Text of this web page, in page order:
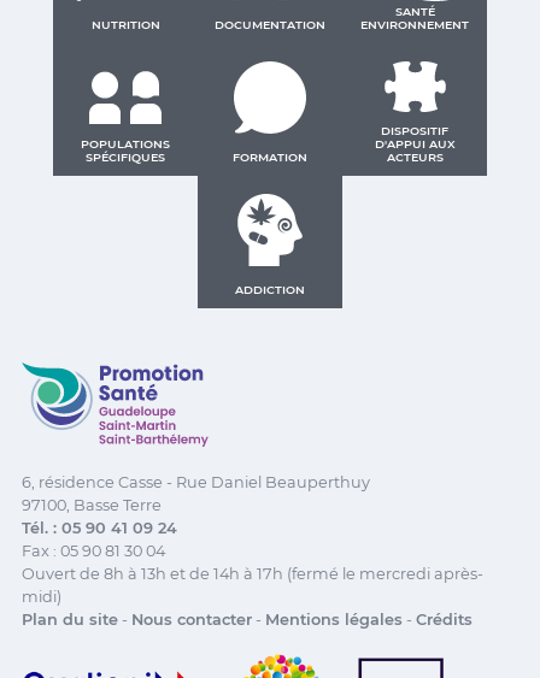
NUTRITION DOCUMENTATION
SANTÉ
ENVIRONNEMENT
POPULATIONS
SPÉCIFIQUES
FORMATION
DISPOSITIF
D'APPUI AUX
ACTEURS
ADDICTION
Promotion Santé Guadeloupe, Saint-Martin, Saint
6, résidence Casse - Rue Daniel Beauperthuy
97100, Basse Terre
Tél. : 05 90 41 09 24
Fax : 05 90 81 30 04
Ouvert de 8h à 13h et de 14h à 17h (fermé le mercredi après-
midi)
Plan du site- Nous contacter- Mentions légales - Crédits